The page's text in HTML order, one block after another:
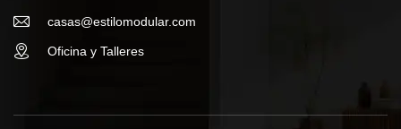
casas@estilomodular.com
Oficina y Talleres